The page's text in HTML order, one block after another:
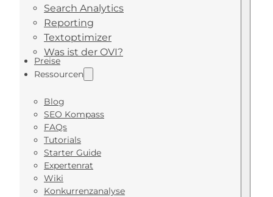
Search Analytics
Reporting
Textoptimizer
Was ist der OVI?
Preise
Ressourcen
Blog
SEO Kompass
FAQs
Tutorials
Starter Guide
Expertenrat
Wiki
Konkurrenzanalyse